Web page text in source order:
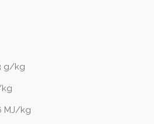
g/kg
kg
MJ/kg